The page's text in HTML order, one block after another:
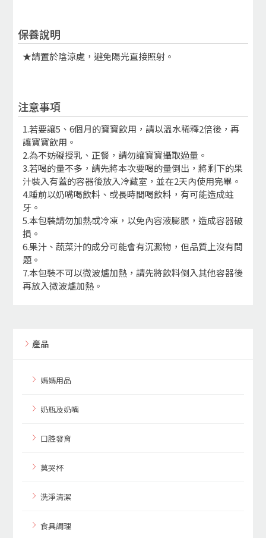
保養說明
★請置於陰涼處，避免陽光直接照射。
注意事項
1.若要讓5、6個月的寶寶飲用，請以溫水稀釋2倍後，再
讓寶寶飲用。
2.為不妨礙授乳、正餐，請勿讓寶寶攝取過量。
3.若喝的量不多，請先將本次要喝的量倒出，將剩下的果
汁裝入有蓋的容器後放入冷藏室，並在2天內使用完畢。
4.睡前以奶嘴喝飲料、或長時間喝飲料，有可能造成蛀
牙。
5.本包裝請勿加熱或冷凍，以免內容液膨脹，造成容器破
損。
6.果汁、蔬菜汁的成分可能會有沉澱物，但品質上沒有問
題。
7.本包裝不可以微波爐加熱，請先將飲料倒入其他容器後
再放入微波爐加熱。
產品
媽媽用品
奶瓶及奶嘴
口腔發育
莫哭杯
洗淨清潔
食具調理